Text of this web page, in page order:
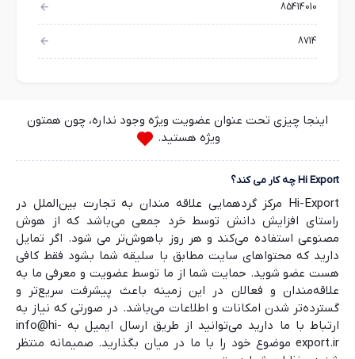
85414010
8714
اینجا چیزی تحت عنوان عضویت ویژه وجود نداره، چون همتون
ویژه هستید.
Hi Export چه کار می کند؟
Hi-Export مرکز گردهمایی علاقه مندان به تجارت بین‌الملل در
راستای افزایش دانش توسط خرد جمعی می‌باشد که از هوش
مصنوعی استفاده می‌کند و هر روز باهوش‌تر می شود. اگر تمایل
دارید که محتواهای سایت مطابق با سلیقه شما بشود فقط کافی
هست عضو شوید. حمایت شما از ما توسط عضویت و معرفی ما به
علاقه‌مندان و فعالان در این زمینه باعث پیشرفت سریع‌تر و
گسترده‌تر شدن امکانات و اطلاعات می‌باشد. در صورتی که نیاز به
ارتباط با ما دارید می‌توانید از طریق ارسال ایمیل به info@hi-
export.ir موضوع خود را با ما در میان بگذارید. صمیمانه منتظر